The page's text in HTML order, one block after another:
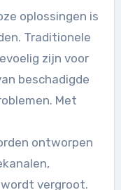
oplossingen is
Traditionele
zijn voor
beschadigde
Met
ontworpen
vergroot.